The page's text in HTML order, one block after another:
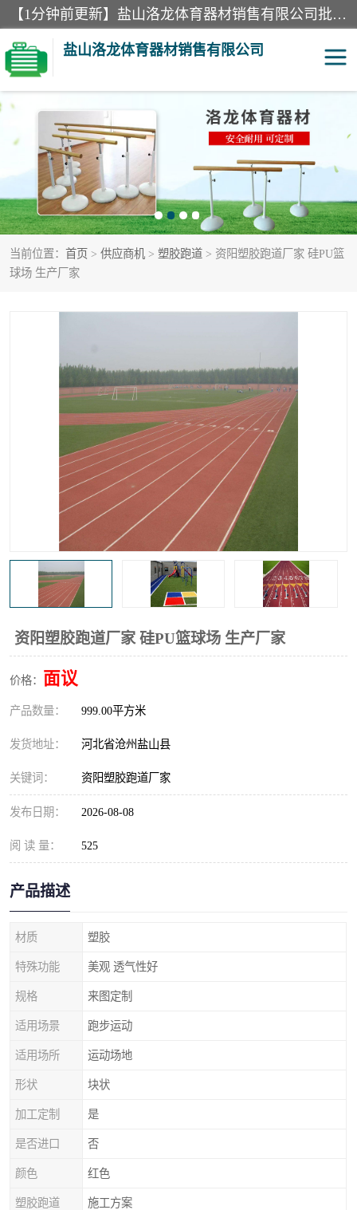
【1分钟前更新】盐山洛龙体育器材销售有限公司批量供应：300米障碍器材、400米障碍器材、部队训练器材、双杠、体操垫、舞蹈把杆等产品。盐山洛龙体育器材销售有限公司经过多年的发展，集研发，生产，销售，售后服务为一体. 奉行“质量，信誉，服务”的宗旨，以开拓创新的精神和真诚守信的态度积极进取。
盐山洛龙体育器材销售有限公司
当前位置： 首页 > 供应商机 > 塑胶跑道 > 资阳塑胶跑道厂家 硅PU篮
球场 生产厂家
资阳塑胶跑道厂家 硅PU篮球场 生产厂家
价格： 面议
产品数量： 999.00平方米
发货地址： 河北省沧州盐山县
关键词： 资阳塑胶跑道厂家
发布日期： 2026-08-08
阅 读 量： 525
产品描述
材质 塑胶
特殊功能 美观 透气性好
规格 来图定制
适用场景 跑步运动
适用场所 运动场地
形状 块状
加工定制 是
是否进口 否
颜色 红色
塑胶跑道 施工方案
单双杠 舞蹈把杆
400米障碍器材 体操垫
300米障碍器材 攀爬架
塑胶跑道 400米障碍器材1